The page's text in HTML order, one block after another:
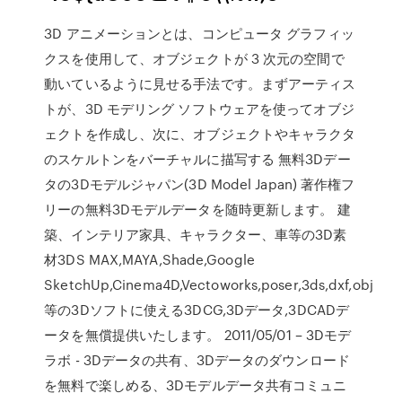
3D アニメーションとは、コンピュータ グラフィッ
クスを使用して、オブジェクトが 3 次元の空間で
動いているように見せる手法です。まずアーティス
トが、3D モデリング ソフトウェアを使ってオブジ
ェクトを作成し、次に、オブジェクトやキャラクタ
のスケルトンをバーチャルに描写する 無料3Dデー
タの3Dモデルジャパン(3D Model Japan) 著作権フ
リーの無料3Dモデルデータを随時更新します。 建
築、インテリア家具、キャラクター、車等の3D素
材3DS MAX,MAYA,Shade,Google
SketchUp,Cinema4D,Vectoworks,poser,3ds,dxf,obj
等の3Dソフトに使える3DCG,3Dデータ,3DCADデ
ータを無償提供いたします。 2011/05/01 – 3Dモデ
ラボ - 3Dデータの共有、3Dデータのダウンロード
を無料で楽しめる、3Dモデルデータ共有コミュニ